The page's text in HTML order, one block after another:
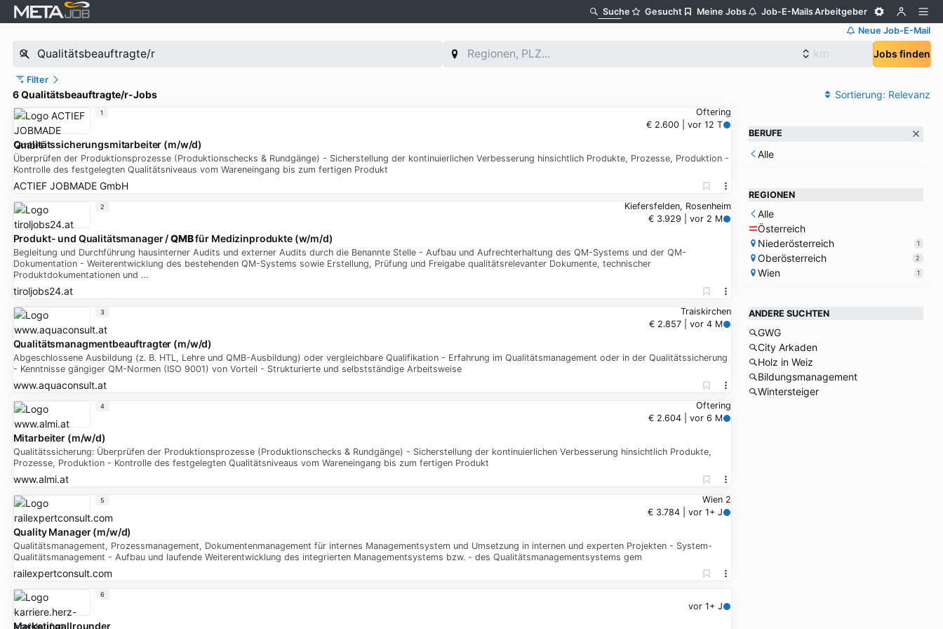
Suche Gesucht Meine Jobs Job-E-MailsArbeitgeber
Neue Job-E-Mail
Jobs finden
Filter
6 Qualitätsbeauftragte/r-Jobs Sortierung: Relevanz
Oftering
€ 2.600 | vor 12 T
Qualitätssicherungsmitarbeiter (m/w/d)
Überprüfen der Produktionsprozesse (Produktionschecks & Rundgänge) - Sicherstellung der kontinuierlichen Verbesserung hinsichtlich Produkte, Prozesse, Produktion -
Kontrolle des festgelegten Qualitätsniveaus vom Wareneingang bis zum fertigen Produkt
ACTIEF JOBMADE GmbH
1
Kiefersfelden, Rosenheim
€ 3.929 | vor 2 M
Produkt- und Qualitätsmanager /QMBfür Medizinprodukte (w/m/d)
Begleitung und Durchführung hausinterner Audits und externer Audits durch die Benannte Stelle - Aufbau und Aufrechterhaltung des QM-Systems und der QM-
Dokumentation - Weiterentwicklung des bestehenden QM-Systems sowie Erstellung, Prüfung und Freigabe qualitätsrelevanter Dokumente, technischer
Produktdokumentationen und …
tiroljobs24.at
2
Traiskirchen
€ 2.857 | vor 4 M
Qualitätsmanagmentbeauftragter (m/w/d)
Abgeschlossene Ausbildung (z. B. HTL, Lehre und QMB-Ausbildung) oder vergleichbare Qualifikation - Erfahrung im Qualitätsmanagement oder in der Qualitätssicherung
- Kenntnisse gängiger QM-Normen (ISO 9001) von Vorteil - Strukturierte und selbstständige Arbeitsweise
www.aquaconsult.at
3
Oftering
€ 2.604 | vor 6 M
Mitarbeiter (m/w/d)
Qualitätssicherung: Überprüfen der Produktionsprozesse (Produktionschecks & Rundgänge) - Sicherstellung der kontinuierlichen Verbesserung hinsichtlich Produkte,
Prozesse, Produktion - Kontrolle des festgelegten Qualitätsniveaus vom Wareneingang bis zum fertigen Produkt
www.almi.at
4
Wien 2
€ 3.784 | vor 1+ J
Quality Manager (m/w/d)
Qualitätsmanagement, Prozessmanagement, Dokumentenmanagement für internes Managementsystem und Umsetzung in internen und experten Projekten - System-
Qualitätsmanagement - Aufbau und laufende Weiterentwicklung des integrierten Managementsystems bzw. - des Qualitätsmanagementsystems gem
railexpertconsult.com
5
vor 1+ J
Marketingallrounder
6
BERUFE
Alle
REGIONEN
Alle
Österreich
Niederösterreich
1
Oberösterreich 2
Wien 1
ANDERE SUCHTEN
GWG
City Arkaden
Holz in Weiz
Bildungsmanagement
Wintersteiger